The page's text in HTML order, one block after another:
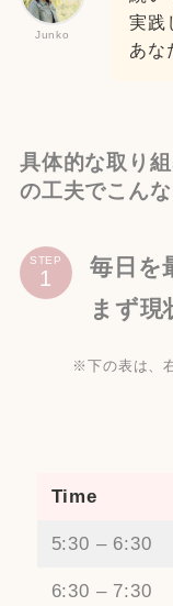
Junko
実践
あな
具体的な取り
の工夫でこん
STEP
毎日を
まず現
※下の表は、
Time
5:30 – 6:30
6:30 – 7:30